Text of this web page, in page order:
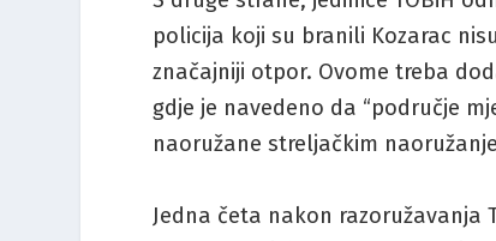
policija koji su branili Kozarac
značajniji otpor. Ovome treba
gdje je navedeno da “područje
naoružane streljačkim
Jedna četa nakon razoružavanja